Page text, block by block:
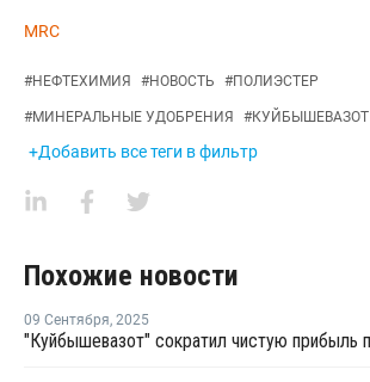
MRC
#НЕФТЕХИМИЯ #НОВОСТЬ #ПОЛИЭСТЕР
#МИНЕРАЛЬНЫЕ УДОБРЕНИЯ #КУЙБЫШЕВАЗОТ
+Добавить все теги в фильтр
Похожие новости
09 Сентября, 2025